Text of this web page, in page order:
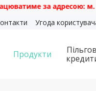
за адресою: м.
Угода
Продукти